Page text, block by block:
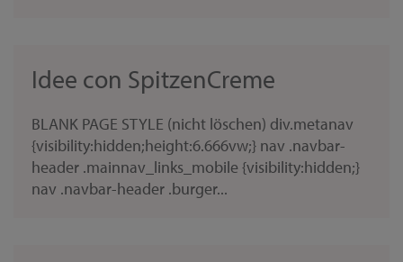
Idee con SpitzenCreme
BLANK PAGE STYLE (nicht löschen) div.metanav
{visibility:hidden;height:6.666vw;} nav .navbar-
header .mainnav_links_mobile {visibility:hidden;}
nav .navbar-header .burger...